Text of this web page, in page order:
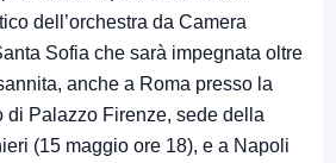
dell’orchestra da Camera
Sofia che sarà impegnata oltre
anche a Roma presso la
di Palazzo Firenze, sede della
(15 maggio ore 18), e a Napoli